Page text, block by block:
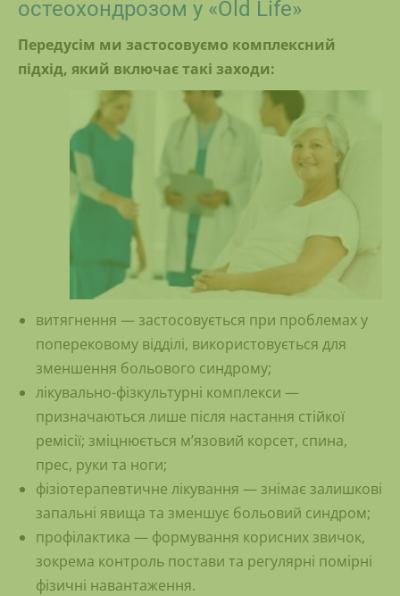
остеохондрозом у «Old Life»
Передусім ми застосовуємо комплексний
підхід, який включає такі заходи:
витягнення — застосовується при проблемах у
поперековому відділі, використовується для
зменшення больового синдрому;
лікувально-фізкультурні комплекси —
призначаються лише після настання стійкої
ремісії; зміцнюється м’язовий корсет, спина,
прес, руки та ноги;
фізіотерапевтичне лікування — знімає залишкові
запальні явища та зменшує больовий синдром;
профілактика — формування корисних звичок,
зокрема контроль постави та регулярні помірні
фізичні навантаження.